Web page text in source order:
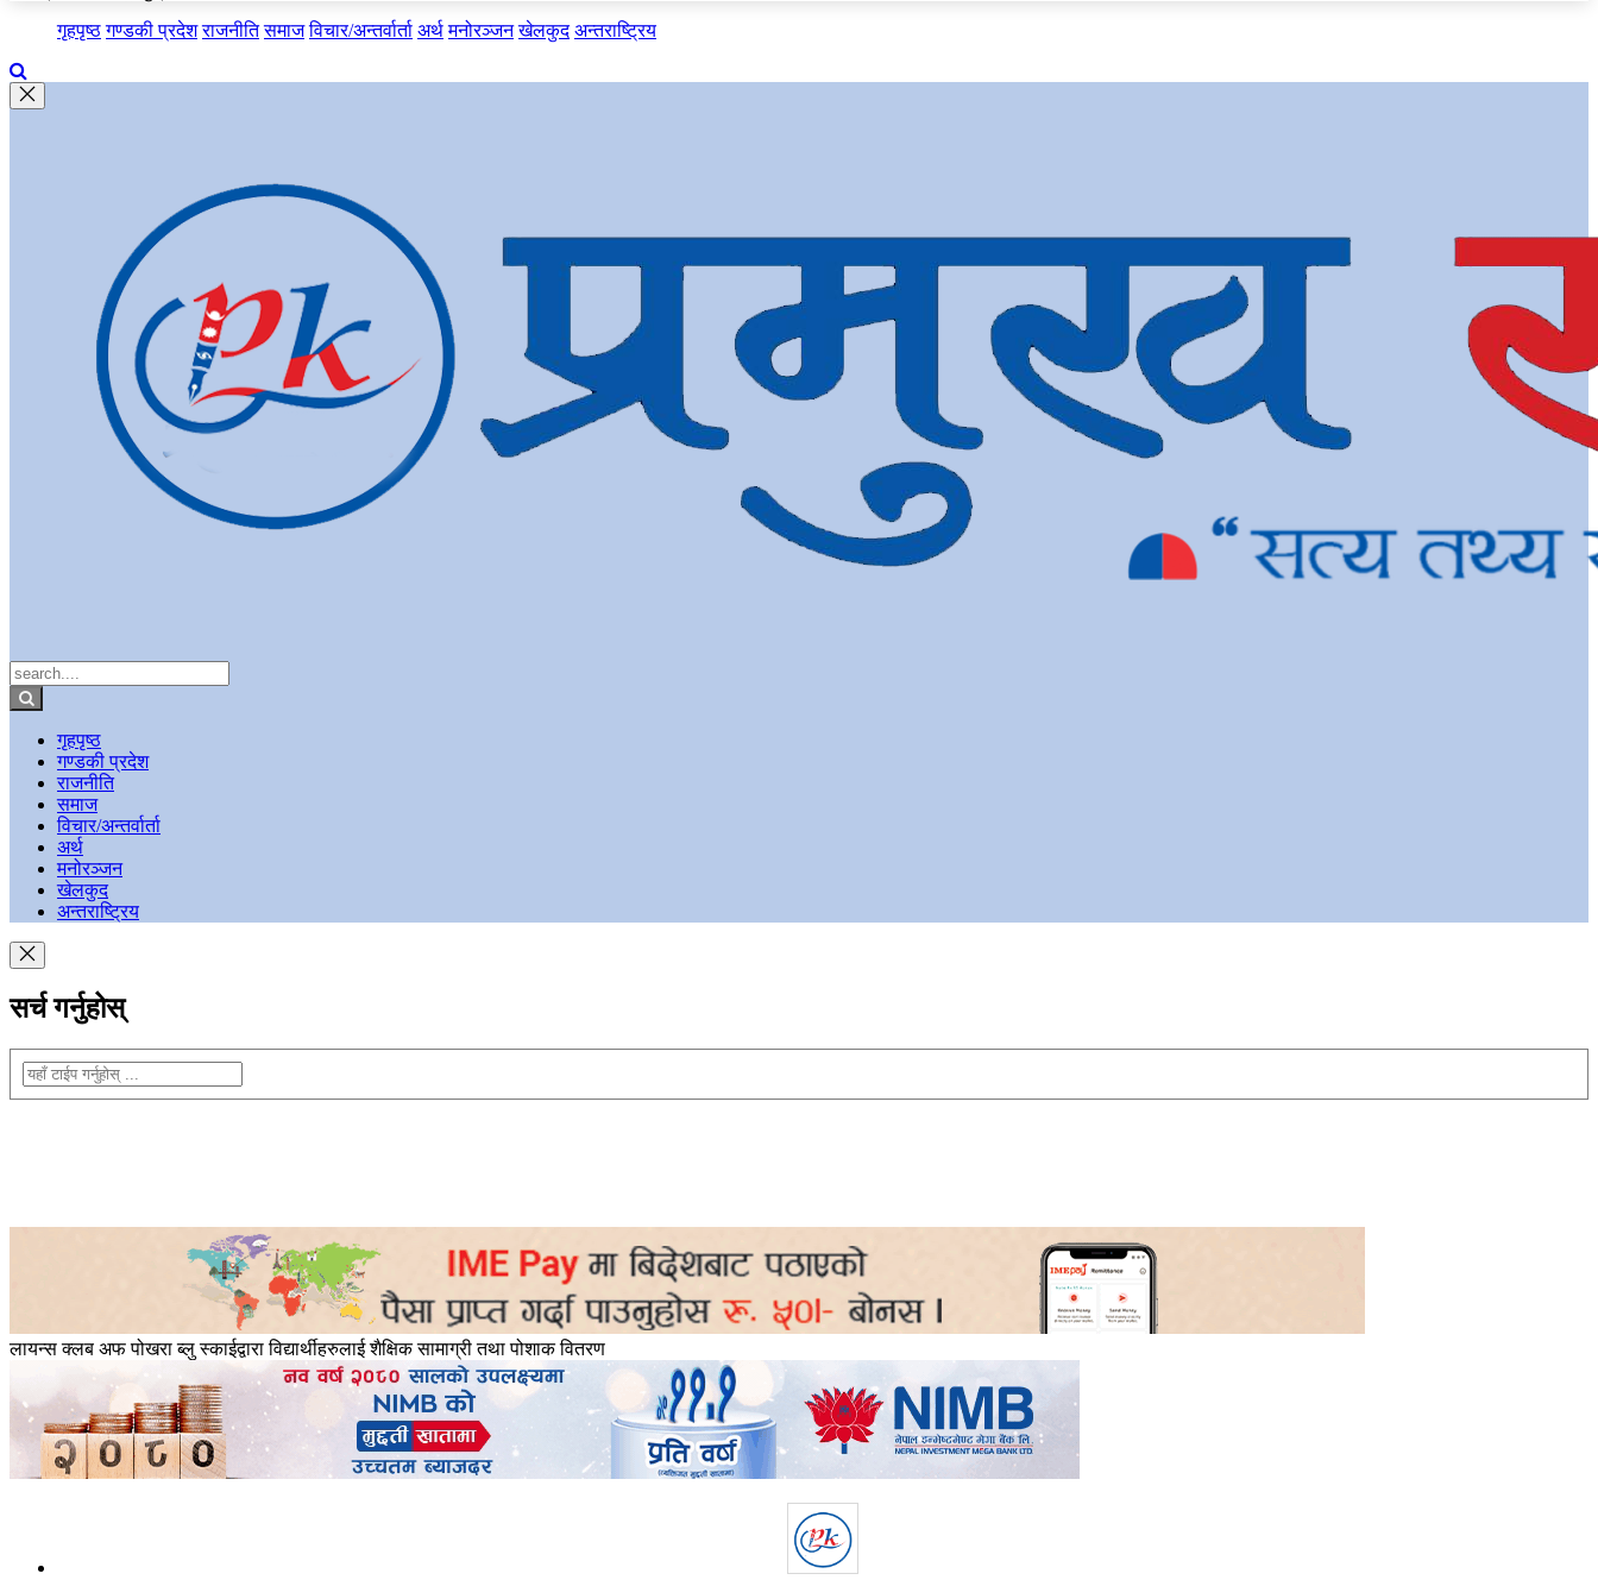
गृहपृष्ठ गण्डकी प्रदेश राजनीति समाज विचार/अन्तर्वार्ता अर्थ मनोरञ्जन खेलकुद अन्तराष्ट्रिय
गृहपृष्ठ
गण्डकी प्रदेश
राजनीति
समाज
विचार/अन्तर्वार्ता
अर्थ
मनोरञ्जन
खेलकुद
अन्तराष्ट्रिय
सर्च गर्नुहोस्
लायन्स क्लब अफ पोखरा ब्लु स्काईद्वारा विद्यार्थीहरुलाई शैक्षिक सामाग्री तथा पोशाक वितरण